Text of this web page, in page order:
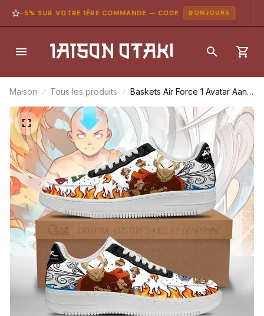
-5% SUR VOTRE 1ÈRE COMMANDE — CODE BONJOUR5
Maison Tous les produits
Baskets Air Force 1 Avatar Aang
– Les 4 nations